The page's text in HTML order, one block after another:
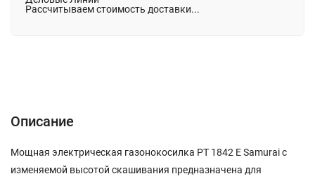
Рассчитываем стоимость доставки...
Описание
Мощная электрическая газонокосилка РТ 1842 Е Samurai с
изменяемой высотой скашивания предназначена для